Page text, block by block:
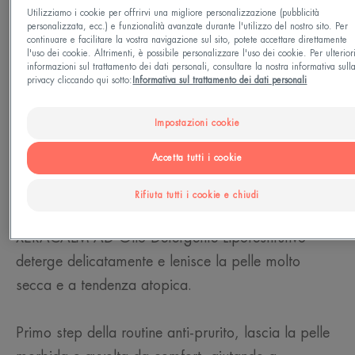
Tipo di pelle
Pelle secca a tendenza atopica - Pelle molto secca -
Pelle secca
Detergente - Limita il desiderio di grattarsi - Idratare
XERACALM AD Olio Detergente Liporestitutivo
deterge delicatamente e lenisce la pelle molto
secca e a tendenza atopica.
Primo step della routine anti-prurito, lascia la pelle
Utilizziamo i cookie per offrirvi una migliore personalizzazione (pubblicità
personalizzata, ecc.) e funzionalità avanzate durante l'utilizzo del nostro sito. Per
continuare e facilitare la vostra navigazione sul sito, potete accettare direttamente
l'uso dei cookie. Altrimenti, è possibile personalizzare l'uso dei cookie. Per
informazioni sul trattamento dei dati personali, consultare la nostra informativa
privacy cliccando qui sotto: Informativa sul trattamento dei dati personali
Impostazioni cookie
Rifiuta tutti i cookie e chiudi
Accetta tutti i cookie